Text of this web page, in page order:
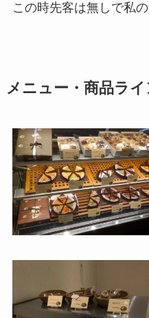
この時先客は無しで私の
メニュー・商品ラ